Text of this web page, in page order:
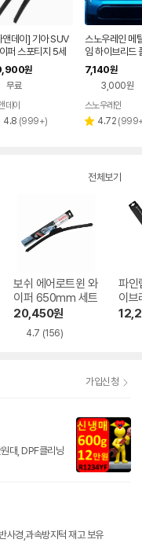
앤데이] 기아 SUV
퍼 스포티지 5세
이브리드NQ5 전
1개
원
무료
페이
데이
4.8 리
(999+)
스노우레인 메
임 하이브리드
이퍼 앞유리 뒷
면후방
7,140원
3,000원
스노우레인
별 4.72 리
(
전체보기
보쉬 에어로트윈 와
이퍼 650mm 세트
20,450원
4.7 (156)
파인
이브
트
가입신청
대, DPF클리닝
사경,과속방지턱 재고 보유